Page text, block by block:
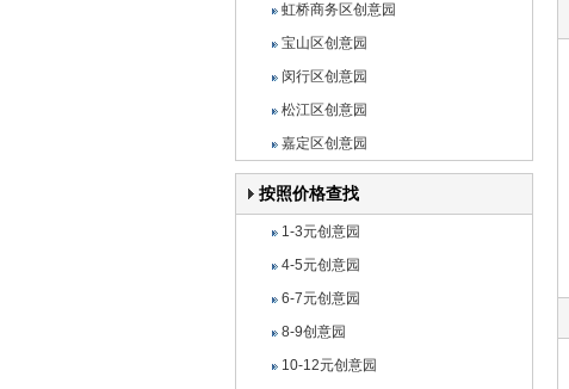
虹桥商务区创意园
宝山区创意园
闵行区创意园
松江区创意园
嘉定区创意园
按照价格查找
1-3元创意园
4-5元创意园
6-7元创意园
8-9创意园
10-12元创意园